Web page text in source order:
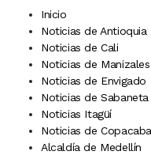
Inicio
Noticias de Antioquia
Noticias de Cali
Noticias de Manizales
Noticias de Envigado
Noticias de Sabaneta
Noticias Itagüí
Noticias de
Alcaldía de Medellín